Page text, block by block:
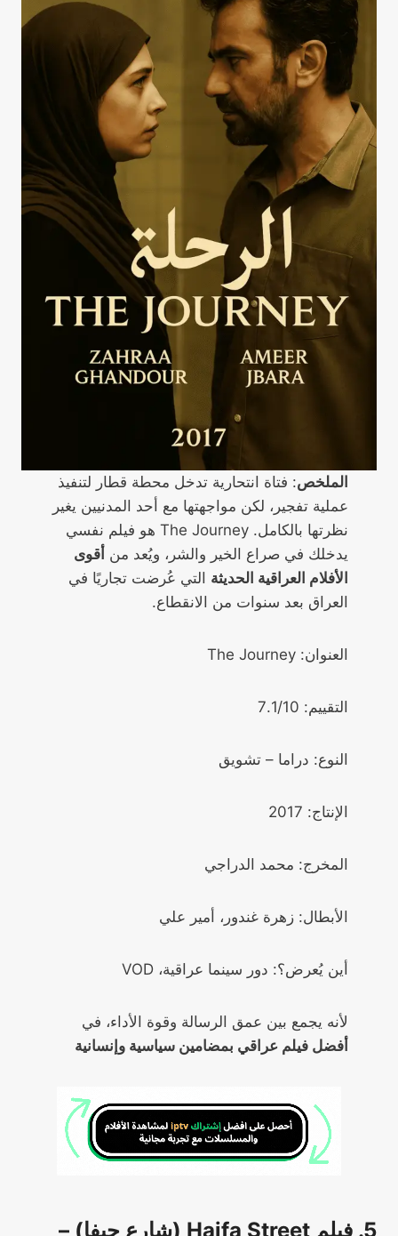
الملخص: فتاة انتحارية تدخل محطة قطار لتنفيذ
عملية تفجير، لكن مواجهتها مع أحد المدنيين يغير
نظرتها بالكامل. The Journey هو فيلم نفسي
يدخلك في صراع الخير والشر، ويُعد من أقوى
الأفلام العراقية الحديثة التي عُرضت تجاريًا في
العراق بعد سنوات من الانقطاع.
العنوان: The Journey
التقييم: 7.1/10
النوع: دراما – تشويق
الإنتاج: 2017
المخرج: محمد الدراجي
الأبطال: زهرة غندور، أمير علي
أين يُعرض؟: دور سينما عراقية، VOD
لأنه يجمع بين عمق الرسالة وقوة الأداء، في
أفضل فيلم عراقي بمضامين سياسية وإنسانية
5. فيلم Haifa Street (شارع حيفا) –